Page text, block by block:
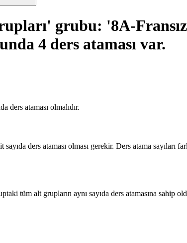
grubu: '8A-
4 ders ataması var.
ders ataması olmalıdır.
ders ataması olması gerekir. Ders atama
tüm alt grupların aynı sayıda ders atamasına sahip